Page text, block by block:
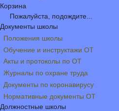
Корзина
Пожалуйста, подождите...
Документы школы
Положения школы
Обучение и инструктажи ОТ
Акты и протоколы по ОТ
Журналы по охране труда
Документы по коронавирусу
Нормативные документы ОТ
Должностные школы